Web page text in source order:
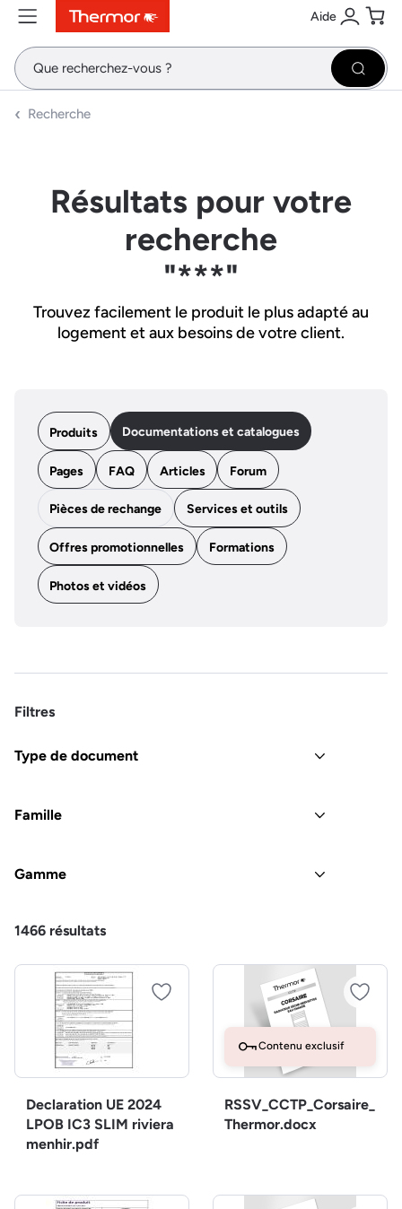
ContenuMenuRecherche Aide
Se
Recherche
Résultats pour votre
recherche
"***"
Trouvez facilement le produit le plus adapté au
logement et aux besoins de votre client.
Produits Documentations et catalogues
Pages FAQ Articles Forum
Pièces de rechange Services et outils
Offres promotionnelles Formations
Photos et vidéos
Filtres
Type de document
Famille
Gamme
1466 résultats
Declaration UE 2024
LPOB IC3 SLIM riviera
menhir.pdf
Contenu exclusif
RSSV_CCTP_Corsaire_
Thermor.docx